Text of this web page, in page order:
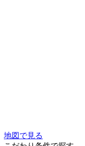
地図で見る